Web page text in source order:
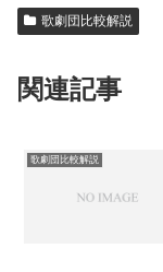
歌劇団比較解説
関連記事
歌劇団比較解説